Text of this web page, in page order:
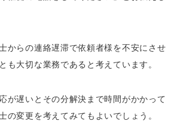
からの連絡遅滞で依頼者様を不安にさせ
も大切な業務であると考えています。
が遅いとその分解決まで時間がかかって
の変更を考えてみてもよいでしょう。